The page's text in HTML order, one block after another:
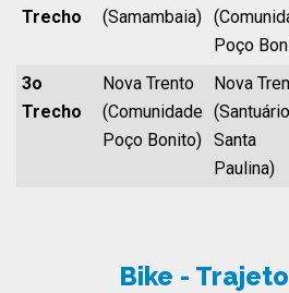
Trecho
(Samambaia)
Poço
3o
Trecho
Nova Trento
(Comunidade
Poço Bonito)
Nova
(Santuário
Santa
Paulina)
Bike -